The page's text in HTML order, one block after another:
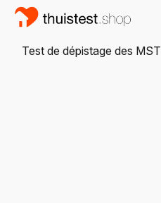
Test de dépistage des MST